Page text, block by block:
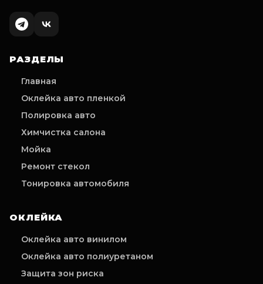
РАЗДЕЛЫ
Главная
Оклейка авто пленкой
Полировка авто
Химчистка салона
Мойка
Ремонт стекол
Тонировка автомобиля
ОКЛЕЙКА
Оклейка авто винилом
Оклейка авто полиуретаном
Защита зон риска